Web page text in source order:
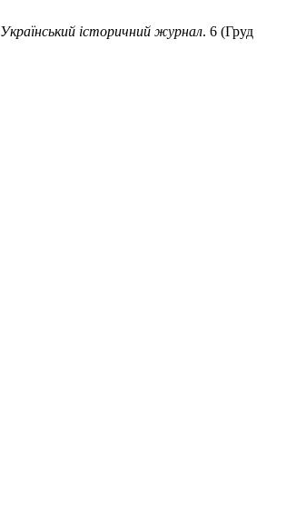
Український історичний журнал. 6 (Груд